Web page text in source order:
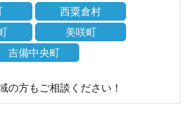
西粟倉村
美咲町
吉備中央町
の方もご相談ください！